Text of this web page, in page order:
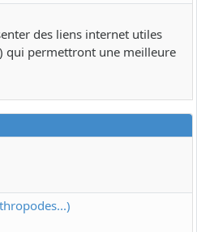
des liens internet utiles
qui permettront une meilleure